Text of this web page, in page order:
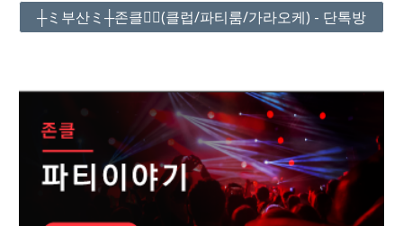
┼ミ부산ミ┼존클❤️‍🔥(클럽/파티룸/가라오케) - 단톡방